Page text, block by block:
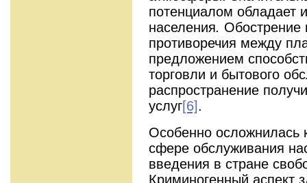
потенциалом обладает
населения. Обострение
противоречия между
предложением
торговли и бытового
распространение
услуг[6].
Особенно осложнилась
сфере обслуживания
введения в стране
Криминогенный аспект